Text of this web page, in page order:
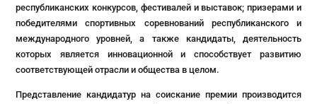
республиканских конкурсов, фестивалей и выставок; призерами и
победителями спортивных соревнований республиканского и
международного уровней, а также кандидаты, деятельность
которых является инновационной и способствует развитию
соответствующей отрасли и общества в целом.
Представление кандидатур на соискание премии производится